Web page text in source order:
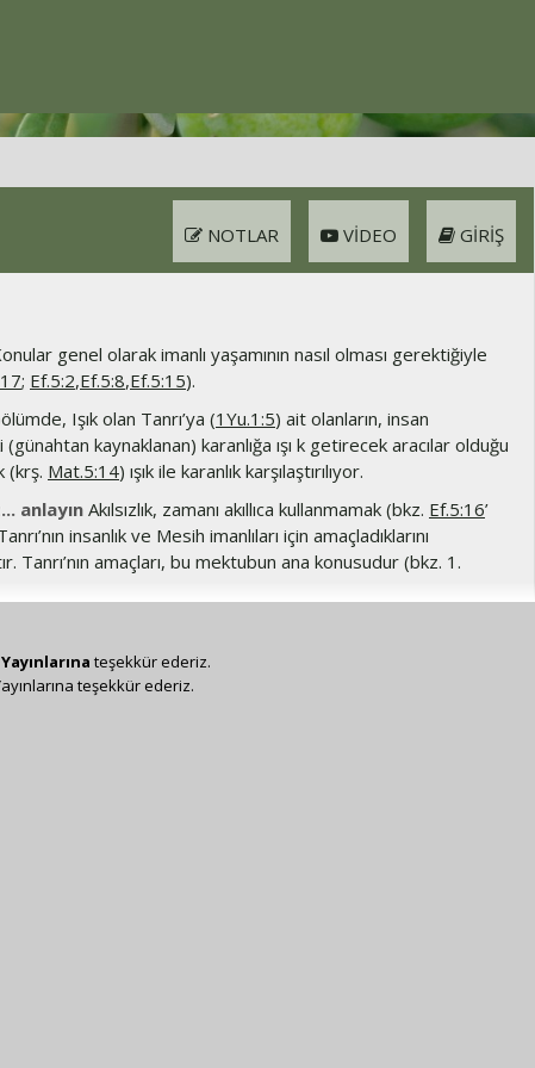
GIRIŞ
VIDEO
NOTLAR
genel olarak imanlı yaşamının nasıl olması gerektiğiyle
; Ef.5:2,Ef.5:8,Ef.5:15).
Işık olan Tanrı’ya (1Yu.1:5) ait olanların, insan
kaynaklanan) karanlığa ışı k getirecek aracılar olduğu
(krş. Mat.5:14) ışık ile karanlık karşılaştırılıyor.
anlayın Akılsızlık, zamanı akıllıca kullanmamak (bkz. Ef.5:16’
insanlık ve Mesih imanlıları için amaçladıklarını
Tanrı’nın amaçları, bu mektubun ana konusudur (bkz. 1.
teşekkür ederiz.
teşekkür ederiz.